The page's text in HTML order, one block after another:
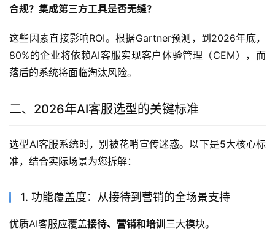
合规？集成第三方工具是否无缝？
这些因素直接影响ROI。根据Gartner预测，到2026年底，
80%的企业将依赖AI客服实现客户体验管理（CEM），而
落后的系统将面临淘汰风险。
二、2026年AI客服选型的关键标准
选型AI客服系统时，别被花哨宣传迷惑。以下是5大核心标
准，结合实际场景为您拆解：
1. 功能覆盖度：从接待到营销的全场景支持
优质AI客服应覆盖接待、营销和培训 三大模块。